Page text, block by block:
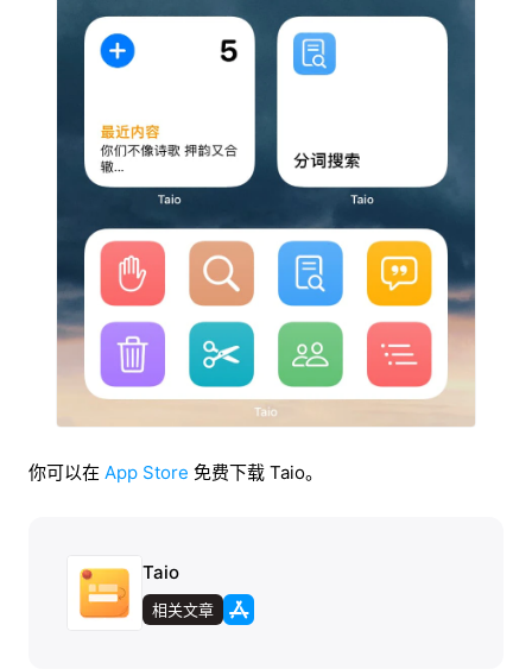
你可以在 App Store 免费下载 Taio。
Taio
相关文章